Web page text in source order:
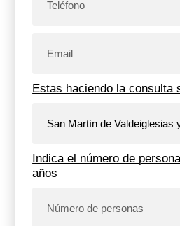
Estas haciendo la consulta
Indica el número de
años